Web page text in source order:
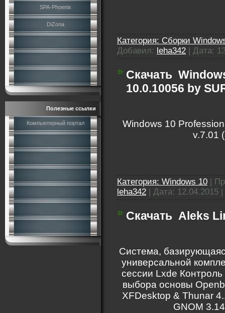
SPA-Phoenix
DiZona
Полезные ссылки
Компьютерный портал
Категория: Сборки
Добавил: leha342 Дата:
Скачать
10.0.10056 by
Windows 10
v.7.01
Категория: Windows 10
leha342
Дата: 12.04.2015
Скачать Aleks
Система,
универсальной
сессии Lxde
выбора основы
XFDesktop & Thunar
GNOM